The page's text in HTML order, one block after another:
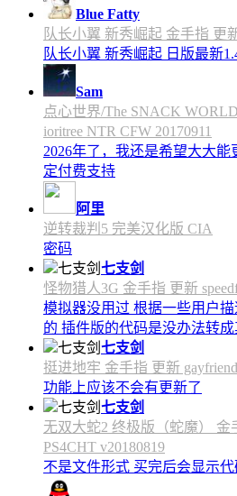
Blue Fatty
队长小翼 新秀崛起 金手指 更
队长小翼 新秀崛起 日版最新
Sam
点心世界/The SNACK
ioritree NTR CFW 20170911
2026年了，我还是希望大大
定付费支持
阿里
逆转裁判5 完美汉化版 CIA
密码
七支剑
怪物猎人3G 金手指 更新
模拟器没用过 根据一些用户
的 插件版的代码是没办法转
七支剑
挺进地牢 金手指 更新
功能上应该不会有更新了
七支剑
无双大蛇2 终极版（蛇魔） 金
PS4CHT v20180819
不是文件形式 买完后会显示代